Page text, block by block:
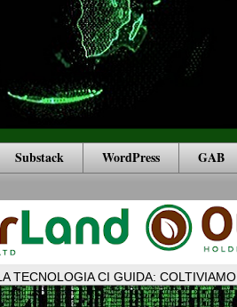
Substack WordPress GAB
TECNOLOGIA CI GUIDA: